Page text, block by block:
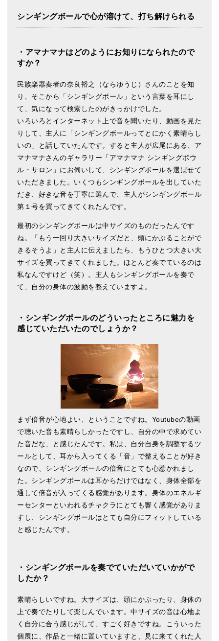
シンギングボウル入門本・CD
オリジナルグッズ
神々とつながるジュエリー
ヒーリング・マンダラポスター
ロゴステッカー・ポストカード各種
亡命チベット人尼僧のお守り・チャーム
チベット・マントラ・ヒーリングCD
ギフトラッピング
シンギングボウル講座
倍音呼吸法レッスン
中級講座
上級講座
アマナマナとは
About Us
LINEお友だち登録
特商法の表記
シンギングボールで心が溶けて、打ち解けられる
・アマナマナはどのようにお知りになられたので
すか？
民族楽器奏者の奈良裕之（ならゆうじ）さんのことを知
り、そこから「シンギングボール」という言葉を耳にし
て、気になって検索したのがきっかけでした。
いろいろとインターネット上で音を聞いたり、動画を見た
りして、主人に「シンギングボールってとにかく素晴らし
いの」と話していたんです。すると主人が広尾にある、ア
マナマナさんのギャラリー「アマナマナ シンギングボウ
ル・サロン」にお伺いして、シンギングボールを選ばせて
いただきました。いくつもシンギングボールを出していた
だき、好きな音を丁寧に選んで、主人がシンギングボール
第１号を買ってきてくれたんです。
最初のシンギングボールは中サイズのものだったんです
ね。「もう一回り大きいサイズだと、頭にかぶることがで
きるそうよ」と主人に伝えましたら、もうひとつ大きい大
サイズを買ってきてくれました。ほとんど奏でているのは
私なんですけど（笑）。主人もシンギングボールを奏で
て、自分の身体の波動を整えていますよ。
・シンギングボールのどういったところに魅力を
感じていただいたのでしょうか？
まず倍音が心地よい、ということですね。Youtubeの動画
で聴いた音も素晴らしかったですし、自分の中で求めてい
た音だな、と感じたんです。私は、自分自身を調整するツ
ールとして、耳から入ってくる「音」で整えることが好き
なので、シンギングボールの倍音にとても心惹かれまし
た。シンギングボールは耳からだけではなく、身体全部を
通して倍音が入ってくる感覚があります。身体のエネルギ
ーセンターといわれるチャクラにとても響く感覚がありま
すし、シンギングボールはとても自分にフィットしている
と感じたんです。
・シンギングボールを奏でていただいていかがで
したか？
素晴らしいですね。大サイズは、頭にかぶったり、身体の
上で奏でたりして楽しんでいます。中サイズの音は心地よ
く自分に合う感じがして、すごく好きですね。こういった
個展に、作品と一緒に置いていますと、見に来てくれた人